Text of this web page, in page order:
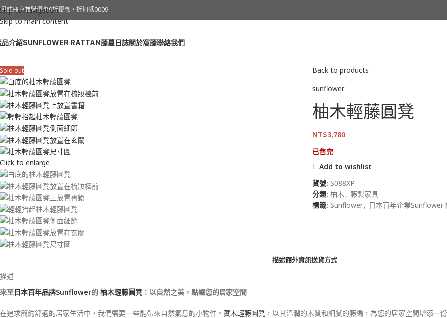
Skip to navigation
Skip to main content
註冊享首購優惠9折優惠，折扣碼0009
品介紹SUNFLOWER RATTAN藤蔓日誌關於窩藤聯絡我們
Sold out
Click to enlarge
Back to products
sunflower
柚木輕藤圓凳
NT$3,780
已售完
Add to wishlist
貨號: S088XP
分類: 柚木, 藤製家具
標籤: Sunflower, 日本百年企業Sunflower
描述額外資訊送貨方式
描述
來至日本百年品牌Sunflower的 柚木輕藤圓凳 ：以自然之美，點綴您的居家空間
在追求簡約舒適的居家生活中，我們需要一些能帶來自然氣息的小物件。 實木輕藤圓凳 ，以其溫潤的木質和細膩的藤編，為您的居家空間增添一